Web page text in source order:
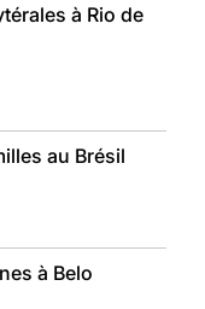
à Rio de
au Brésil
à Belo